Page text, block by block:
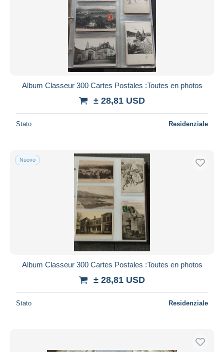
Album Classeur 300 Cartes Postales :Toutes en photos
± 28,81 USD
Stato Residenziale
Nuovo
Album Classeur 300 Cartes Postales :Toutes en photos
± 28,81 USD
Stato Residenziale